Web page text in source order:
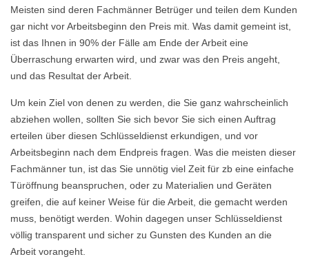
Meisten sind deren Fachmänner Betrüger und teilen dem Kunden
gar nicht vor Arbeitsbeginn den Preis mit. Was damit gemeint ist,
ist das Ihnen in 90% der Fälle am Ende der Arbeit eine
Überraschung erwarten wird, und zwar was den Preis angeht,
und das Resultat der Arbeit.
Um kein Ziel von denen zu werden, die Sie ganz wahrscheinlich
abziehen wollen, sollten Sie sich bevor Sie sich einen Auftrag
erteilen über diesen Schlüsseldienst erkundigen, und vor
Arbeitsbeginn nach dem Endpreis fragen. Was die meisten dieser
Fachmänner tun, ist das Sie unnötig viel Zeit für zb eine einfache
Türöffnung beanspruchen, oder zu Materialien und Geräten
greifen, die auf keiner Weise für die Arbeit, die gemacht werden
muss, benötigt werden. Wohin dagegen unser Schlüsseldienst
völlig transparent und sicher zu Gunsten des Kunden an die
Arbeit vorangeht.